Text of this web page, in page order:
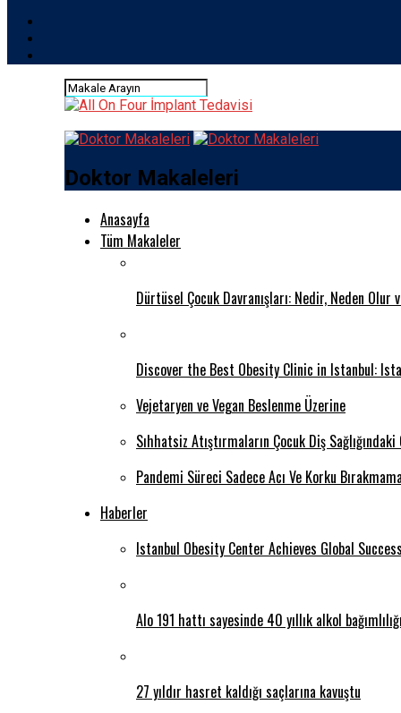
Doktor Makaleleri
Anasayfa
Tüm Makaleler
Dürtüsel Çocuk Davranışları: Nedir, Neden Olur
Discover the Best Obesity Clinic in Istanbul:
Vejetaryen ve Vegan Beslenme Üzerine
Sıhhatsiz Atıştırmaların Çocuk Diş
Pandemi Süreci Sadece Acı Ve Korku
Haberler
Istanbul Obesity Center Achieves Global
Alo 191 hattı sayesinde 40 yıllık alkol
27 yıldır hasret kaldığı saçlarına kavuştu